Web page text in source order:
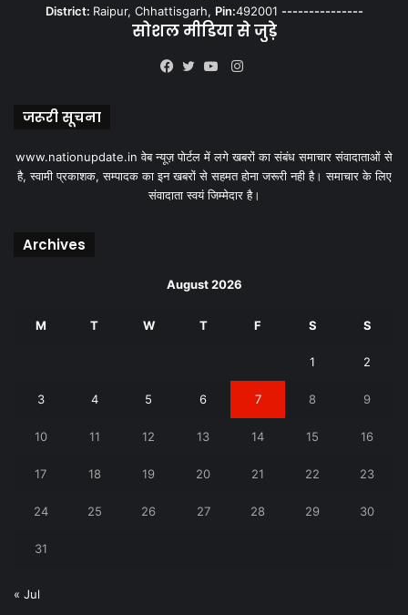
District: Raipur, Chhattisgarh, Pin:492001 ---------------
सोशल मीडिया से जुड़े
Instagram
जरूरी सूचना
www.nationupdate.in वेब न्यूज़ पोर्टल में लगे खबरों का संबंध समाचार संवादाताओं से
है, स्वामी प्रकाशक, सम्पादक का इन खबरों से सहमत होना जरूरी नही है। समाचार के लिए
संवादाता स्वयं जिम्मेदार है।
Archives
August 2026
M T W T F S S
1 2
3 4 5 6 7 8 9
10 11 12 13 14 15 16
17 18 19 20 21 22 23
24 25 26 27 28 29 30
31
« Jul